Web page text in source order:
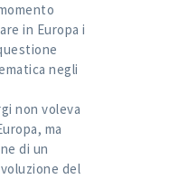
in Europa i
negli
non voleva
ma
di un
del